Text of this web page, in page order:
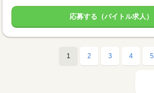
応募する（バイトル求人）
1 2 3 4 5